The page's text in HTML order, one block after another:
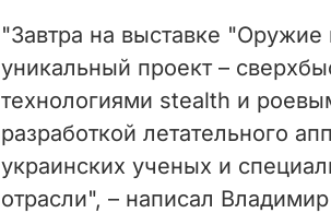
"Завтра на выставке "Оружие
уникальный проект –
технологиями stealth и
разработкой летательного
украинских ученых и
отрасли", – написал